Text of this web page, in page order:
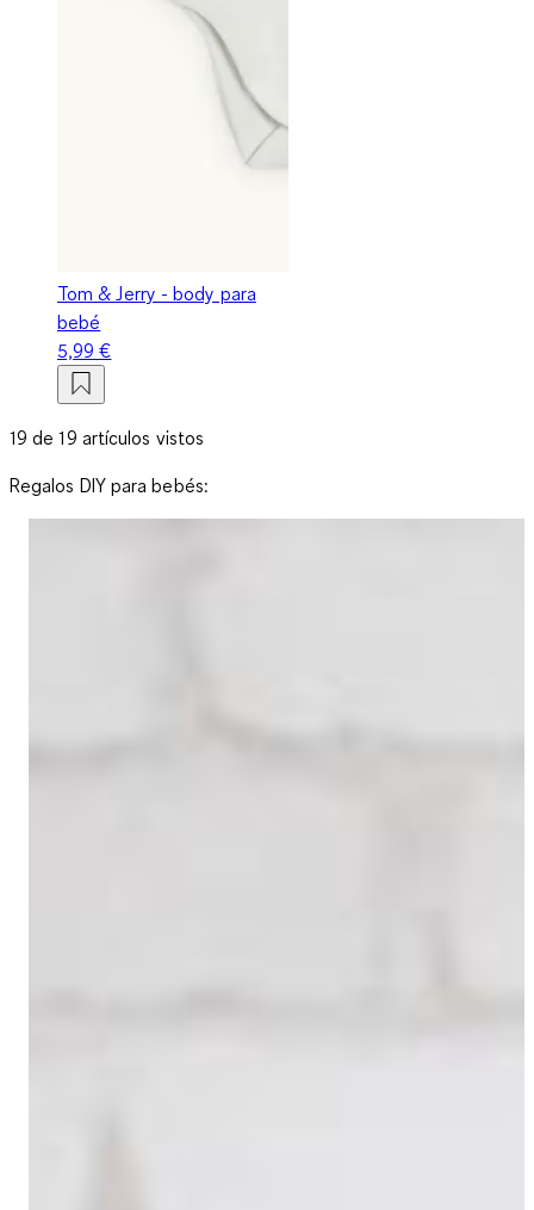
Tom & Jerry - body para
bebé
5,99 €
19 de 19 artículos vistos
Regalos DIY para bebés: